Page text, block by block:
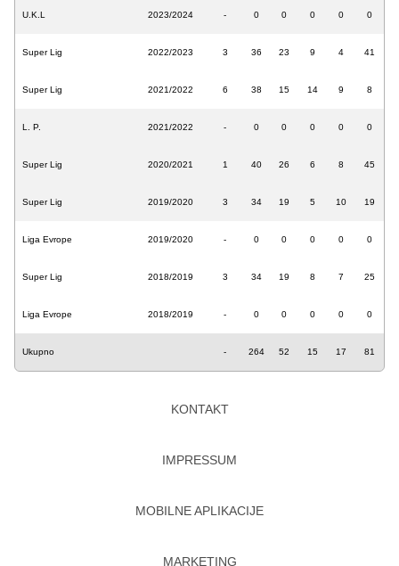
U.K.L 2023/2024 - 0 0 0 0 0
Super Lig 2022/2023 3 36 23 9 4 41
Super Lig 2021/2022 6 38 15 14 9 8
L. P. 2021/2022 - 0 0 0 0 0
Super Lig 2020/2021 1 40 26 6 8 45
Super Lig 2019/2020 3 34 19 5 10 19
Liga Evrope 2019/2020 - 0 0 0 0 0
Super Lig 2018/2019 3 34 19 8 7 25
Liga Evrope 2018/2019 - 0 0 0 0 0
Ukupno - 264 52 15 17 81
KONTAKT
IMPRESSUM
MOBILNE APLIKACIJE
MARKETING